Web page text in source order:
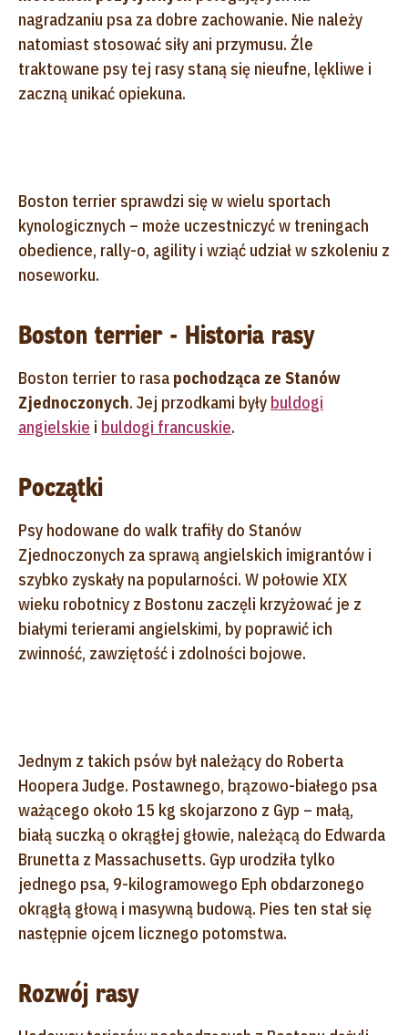
nagradzaniu psa za dobre zachowanie. Nie należy
natomiast stosować siły ani przymusu. Źle
traktowane psy tej rasy staną się nieufne, lękliwe i
zaczną unikać opiekuna.
Boston terrier sprawdzi się w wielu sportach
kynologicznych – może uczestniczyć w treningach
obedience, rally-o, agility i wziąć udział w szkoleniu z
noseworku.
Boston terrier - Historia rasy
Boston terrier to rasa pochodząca ze Stanów
Zjednoczonych. Jej przodkami były buldogi
angielskie i buldogi francuskie.
Początki
Psy hodowane do walk trafiły do Stanów
Zjednoczonych za sprawą angielskich imigrantów i
szybko zyskały na popularności. W połowie XIX
wieku robotnicy z Bostonu zaczęli krzyżować je z
białymi terierami angielskimi, by poprawić ich
zwinność, zawziętość i zdolności bojowe.
Jednym z takich psów był należący do Roberta
Hoopera Judge. Postawnego, brązowo-białego psa
ważącego około 15 kg skojarzono z Gyp – małą,
białą suczką o okrągłej głowie, należącą do Edwarda
Brunetta z Massachusetts. Gyp urodziła tylko
jednego psa, 9-kilogramowego Eph obdarzonego
okrągłą głową i masywną budową. Pies ten stał się
następnie ojcem licznego potomstwa.
Rozwój rasy